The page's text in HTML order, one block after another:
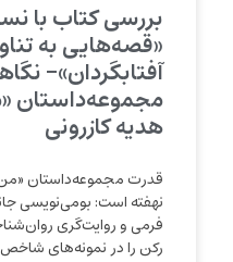
بررسی کتاب با
«قصه‌هایی به
آفتابگردان»-
مجموعه‌داستان
هدیه کازرونی
قدرت مجموعه‌داستان
نهفته است: بومی‌نویسی
فرمی و روایت‌گری
رکن را در نمونه‌های